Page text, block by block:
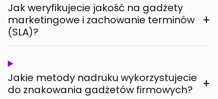
Jak weryfikujecie jakość na gadżety
marketingowe i zachowanie terminów
(SLA)?
+
Jakie metody nadruku wykorzystujecie
do znakowania gadżetów firmowych?
+